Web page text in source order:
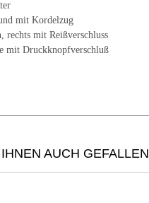
mit Kordelzug
rechts mit Reißverschluss
mit Druckknopfverschluß
AUCH GEFALLEN